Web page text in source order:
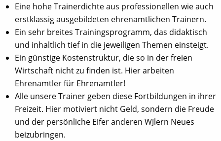
Eine hohe Trainerdichte aus professionellen wie auch
erstklassig ausgebildeten ehrenamtlichen Trainern.
Ein sehr breites Trainingsprogramm, das didaktisch
und inhaltlich tief in die jeweiligen Themen einsteigt.
Ein günstige Kostenstruktur, die so in der freien
Wirtschaft nicht zu finden ist. Hier arbeiten
Ehrenamtler für Ehrenamtler!
Alle unsere Trainer geben diese Fortbildungen in ihrer
Freizeit. Hier motiviert nicht Geld, sondern die Freude
und der persönliche Eifer anderen WJlern Neues
beizubringen.